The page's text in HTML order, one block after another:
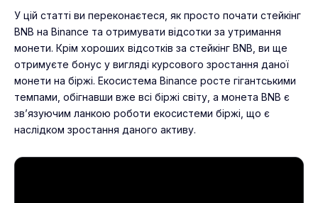
У цій статті ви переконаєтеся, як просто почати стейкінг
BNB на Binance та отримувати відсотки за утримання
монети. Крім хороших відсотків за стейкінг BNB, ви ще
отримуєте бонус у вигляді курсового зростання даної
монети на біржі. Екосистема Binance росте гігантськими
темпами, обігнавши вже всі біржі світу, а монета BNB є
зв’язуючим ланкою роботи екосистеми біржі, що є
наслідком зростання даного активу.